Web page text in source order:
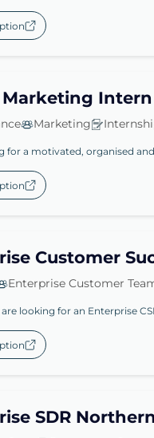
Intern
Marketing
for a motivated, organised
Customer
Enterprise Customer
looking for an Enterprise
SDR